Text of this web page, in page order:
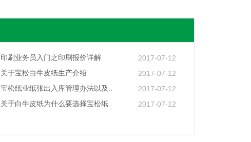
印刷业务员入门之印刷报价详解 2017-07-12
关于宝松白牛皮纸生产介绍 2017-07-12
宝松纸业纸张出入库管理办法以及.. 2017-07-12
关于白牛皮纸为什么要选择宝松纸.. 2017-07-12